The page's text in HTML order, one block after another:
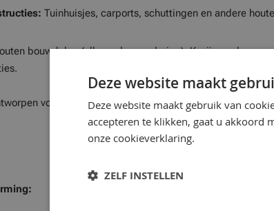
Tuinhuisjes, carports, schuttingen en andere
bouwdelen (alleen als grondering): Kozijnen, deuren
voor hout zonder bodemcontact, conform GK 2 en
Deze website maakt
Deze website maakt gebruik van
accepteren te klikken, gaat u akkoord
onze cookieverklaring.
ZELF INSTELLEN